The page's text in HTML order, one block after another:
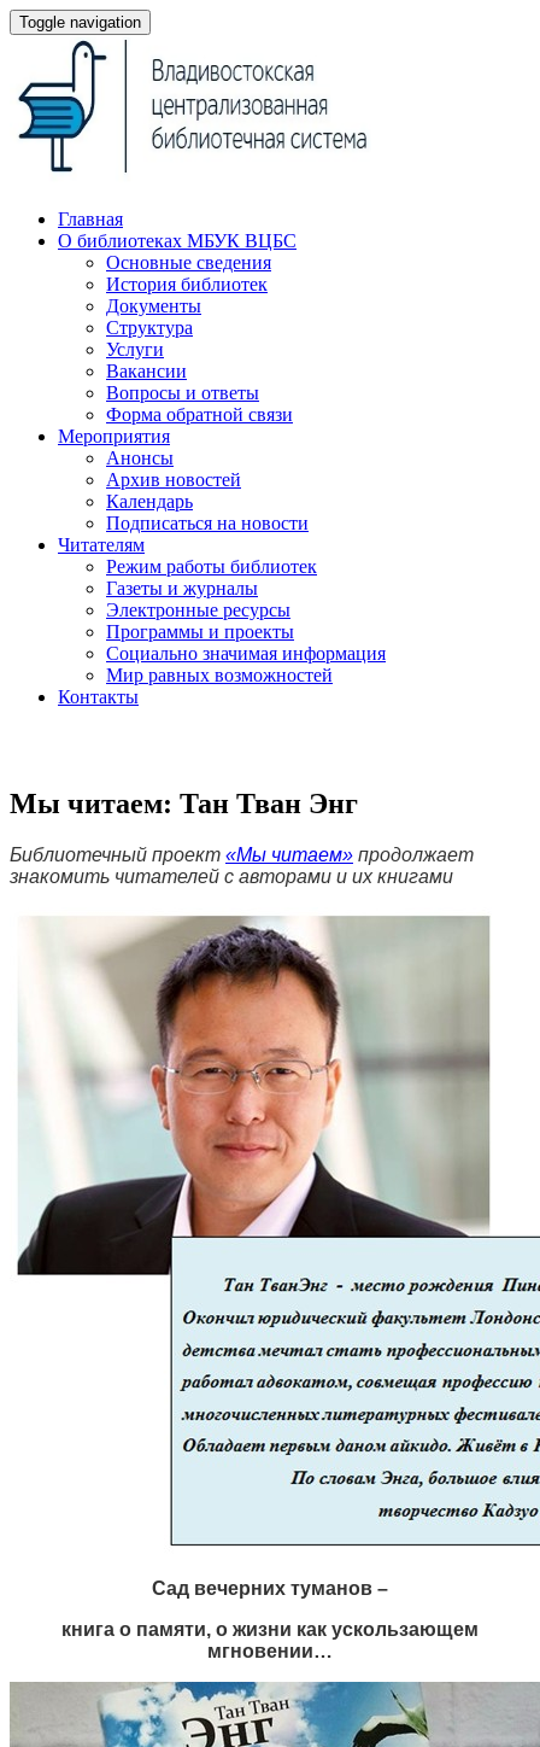
Toggle navigation
Главная
О библиотеках МБУК ВЦБС
Основные сведения
История библиотек
Документы
Структура
Услуги
Вакансии
Вопросы и ответы
Форма обратной связи
Мероприятия
Анонсы
Архив новостей
Календарь
Подписаться на новости
Читателям
Режим работы библиотек
Газеты и журналы
Электронные ресурсы
Программы и проекты
Социально значимая информация
Мир равных возможностей
Контакты
Мы читаем: Тан Тван Энг
Библиотечный проект «Мы читаем» продолжает
знакомить читателей с авторами и их книгами
Сад вечерних туманов –
книга о памяти, о жизни как ускользающем
мгновении…